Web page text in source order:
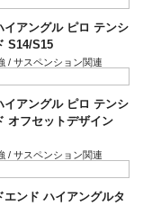
イアングル ピロ テンシ
S14/S15
/ サスペンション関連
イアングル ピロ テンシ
オフセットデザイン
/ サスペンション関連
エンド ハイアングルタ